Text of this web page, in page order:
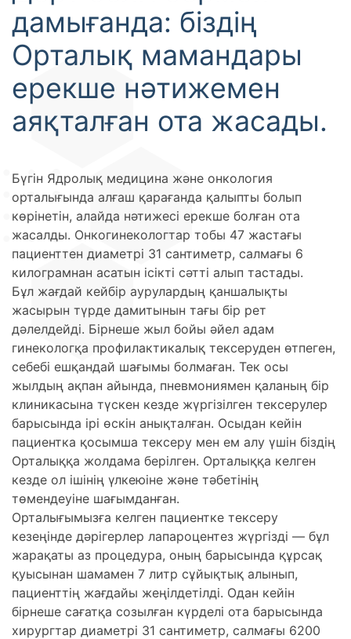
дамығанда: біздің
Орталық мамандары
ерекше нәтижемен
аяқталған ота жасады.
Бүгін Ядролық медицина және онкология
орталығында алғаш қарағанда қалыпты болып
көрінетін, алайда нәтижесі ерекше болған ота
жасалды. Онкогинекологтар тобы 47 жастағы
пациенттен диаметрі 31 сантиметр, салмағы 6
килограмнан асатын ісікті сәтті алып тастады.
Бұл жағдай кейбір аурулардың қаншалықты
жасырын түрде дамитынын тағы бір рет
дәлелдейді. Бірнеше жыл бойы әйел адам
гинекологқа профилактикалық тексеруден өтпеген,
себебі ешқандай шағымы болмаған. Тек осы
жылдың ақпан айында, пневмониямен қаланың бір
клиникасына түскен кезде жүргізілген тексерулер
барысында ірі өскін анықталған. Осыдан кейін
пациентка қосымша тексеру мен ем алу үшін біздің
Орталыққа жолдама берілген. Орталыққа келген
кезде ол ішінің үлкеюіне және тәбетінің
төмендеуіне шағымданған.
Орталығымызға келген пациентке тексеру
кезеңінде дәрігерлер лапароцентез жүргізді — бұл
жарақаты аз процедура, оның барысында құрсақ
қуысынан шамамен 7 литр сұйықтық алынып,
пациенттің жағдайы жеңілдетілді. Одан кейін
бірнеше сағатқа созылған күрделі ота барысында
хирургтар диаметрі 31 сантиметр, салмағы 6200